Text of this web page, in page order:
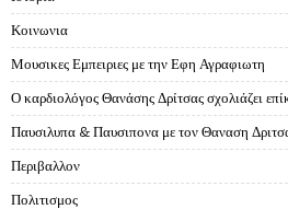
Κοινωνια
Μουσικες Εμπειριες με την Εφη Αγραφιωτη
Ο καρδιολόγος Θανάσης Δρίτσας σχολιάζει
Παυσιλυπα & Παυσιπονα με τον Θαναση
Περιβαλλον
Πολιτισμος